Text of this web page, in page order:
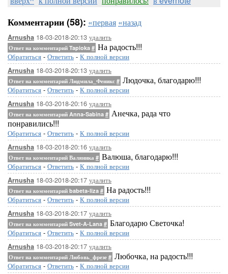
Комментарии (58): «первая «назад
Arnusha 18-03-2018-20:13 удалить
Ответ на комментарий Tapioka # На радость!!!
Обратиться - Ответить - К полной версии
Arnusha 18-03-2018-20:13 удалить
Ответ на комментарий Людмила_Феникс # Людочка, благодарю!!!
Обратиться - Ответить - К полной версии
Arnusha 18-03-2018-20:16 удалить
Ответ на комментарий Anna-Sabina # Анечка, рада что
понравились!!!
Обратиться - Ответить - К полной версии
Arnusha 18-03-2018-20:16 удалить
Ответ на комментарий Валяника # Валюша, благодарю!!!
Обратиться - Ответить - К полной версии
Arnusha 18-03-2018-20:17 удалить
Ответ на комментарий babeta-liza # На радость!!!
Обратиться - Ответить - К полной версии
Arnusha 18-03-2018-20:17 удалить
Ответ на комментарий Svet-A-Lana # Благодарю Светочка!
Обратиться - Ответить - К полной версии
Arnusha 18-03-2018-20:17 удалить
Ответ на комментарий Любовь_фрезе # Любочка, на радость!!!
Обратиться - Ответить - К полной версии